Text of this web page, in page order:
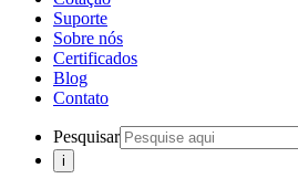
Suporte
Sobre nós
Certificados
Blog
Contato
Pesquisar